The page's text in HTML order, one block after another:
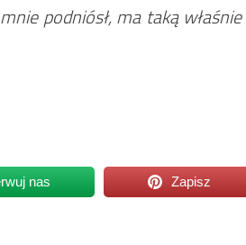
podniósł, ma taką właśnie
nas Zapisz